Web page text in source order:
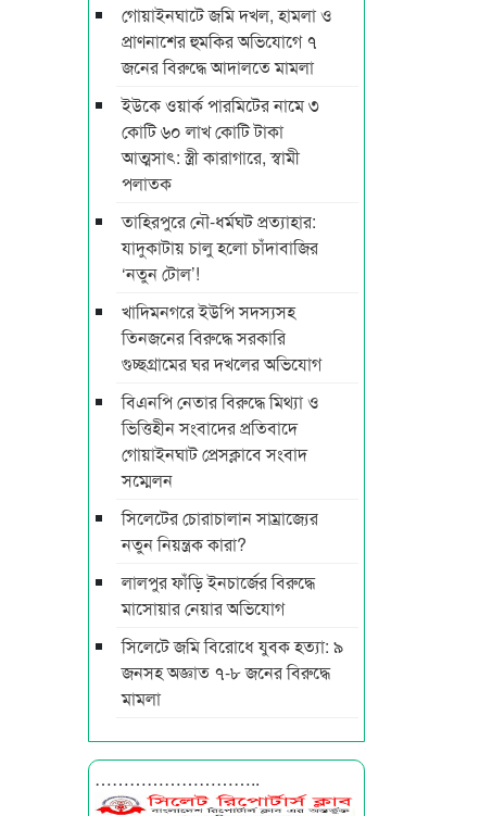
গোয়াইনঘাটে জমি দখল, হামলা ও
প্রাণনাশের হুমকির অভিযোগে ৭
জনের বিরুদ্ধে আদালতে মামলা
ইউকে ওয়ার্ক পারমিটের নামে ৩
কোটি ৬০ লাখ কোটি টাকা
আত্মসাৎ: স্ত্রী কারাগারে, স্বামী
পলাতক
তাহিরপুরে নৌ-ধর্মঘট প্রত্যাহার:
যাদুকাটায় চালু হলো চাঁদাবাজির
‘নতুন টোল’!
খাদিমনগরে ইউপি সদস্যসহ
তিনজনের বিরুদ্ধে সরকারি
গুচ্ছগ্রামের ঘর দখলের অভিযোগ
বিএনপি নেতার বিরুদ্ধে মিথ্যা ও
ভিত্তিহীন সংবাদের প্রতিবাদে
গোয়াইনঘাট প্রেসক্লাবে সংবাদ
সম্মেলন
সিলেটের চোরাচালান সাম্রাজ্যের
নতুন নিয়ন্ত্রক কারা?
লালপুর ফাঁড়ি ইনচার্জের বিরুদ্ধে
মাসোয়ার নেয়ার অভিযোগ
সিলেটে জমি বিরোধে যুবক হত্যা: ৯
জনসহ অজ্ঞাত ৭-৮ জনের বিরুদ্ধে
মামলা
………………………..